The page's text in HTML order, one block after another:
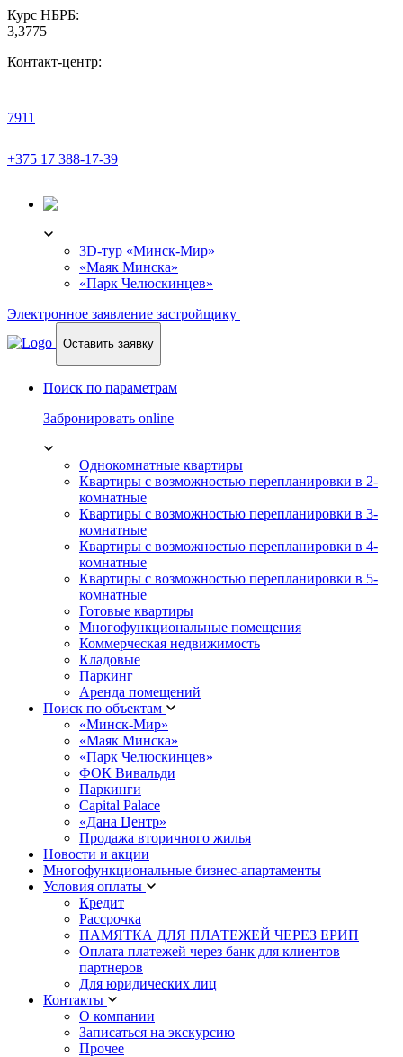
Курс НБРБ:
3,3775
Контакт-центр:
7911
+375 17 388-17-39
3D-тур «Минск-Мир»
«Маяк Минска»
«Парк Челюскинцев»
Электронное заявление застройщику
Оставить заявку
Поиск по параметрам
Забронировать online
Однокомнатные квартиры
Квартиры с возможностью перепланировки в 2-
комнатные
Квартиры с возможностью перепланировки в 3-
комнатные
Квартиры с возможностью перепланировки в 4-
комнатные
Квартиры с возможностью перепланировки в 5-
комнатные
Готовые квартиры
Многофункциональные помещения
Коммерческая недвижимость
Кладовые
Паркинг
Аренда помещений
Поиск по объектам
«Минск-Мир»
«Маяк Минска»
«Парк Челюскинцев»
ФОК Вивальди
Паркинги
Capital Palace
«Дана Центр»
Продажа вторичного жилья
Новости и акции
Многофункциональные бизнес-апартаменты
Условия оплаты
Кредит
Рассрочка
ПАМЯТКА ДЛЯ ПЛАТЕЖЕЙ ЧЕРЕЗ ЕРИП
Оплата платежей через банк для клиентов
партнеров
Для юридических лиц
Контакты
О компании
Записаться на экскурсию
Прочее